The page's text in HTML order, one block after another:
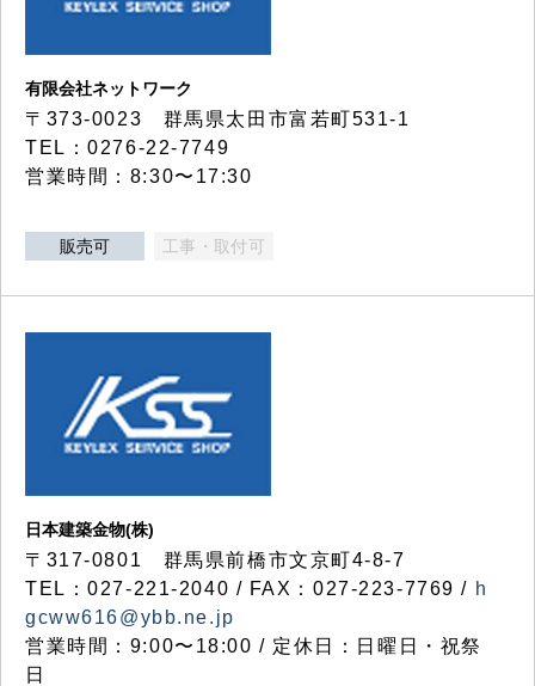
有限会社ネットワーク
〒373-0023 群馬県太田市富若町531-1
TEL：0276-22-7749
営業時間：8:30〜17:30
販売可 工事・取付可
日本建築金物(株)
〒317‐0801 群馬県前橋市文京町4-8-7
TEL：027-221-2040 / FAX：027-223-7769 / h
gcww616@ybb.ne.jp
営業時間：9:00〜18:00 / 定休日：日曜日・祝祭
日